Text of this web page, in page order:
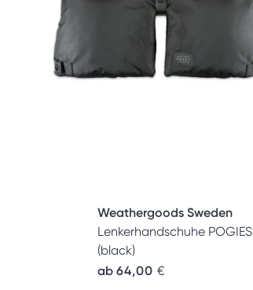
Weathergoods Sweden
Lenkerhandschuhe POGIES
(black)
ab 64,00 €